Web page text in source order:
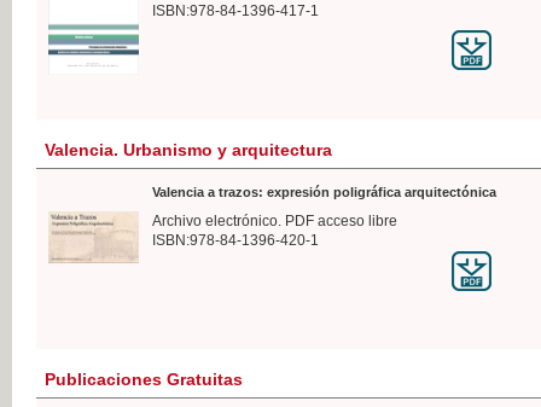
ISBN:978-84-1396-417-1
Valencia. Urbanismo y arquitectura
Valencia a trazos: expresión poligráfica arquitectónica
Archivo electrónico. PDF acceso libre
ISBN:978-84-1396-420-1
Publicaciones Gratuitas